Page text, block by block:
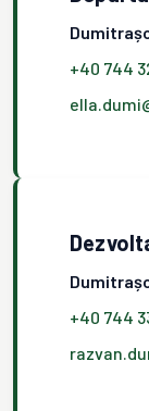
+40 744
+40 744